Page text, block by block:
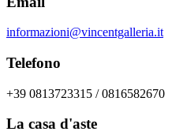
informazioni@vincentgalleria.it
Telefono
+39 0813723315 / 0816582670
La casa d'aste